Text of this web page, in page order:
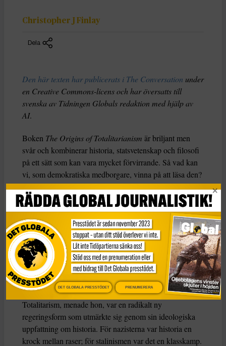
Christopher J Finlay
Dela
Den här texten har publicerats i The Conversation under
en Creative Commons-licens och har översatts till
svenska av Tidningen Globals redaktion med hjälp av
AI.
Boken The Origins of Totalitarianism är briljant men
svår och kombinerar historia, statsvetenskap och filosofi
på ett sätt som kan vara mycket förvirrande. Så vad kan
vi, som demokratiska medborgare, vinna på att läsa den?
Arendt föddes i en sekulär tyskjudisk familj år 1906 och
studerade filosofi under Martin Heidegger och Karl
Jaspers innan hon övergick till sionistisk aktivism i Berlin
i början av 1930-talet. Efter en kontakt med gestapo
flydde hon till Frankrike och lämnade Europa 1941 för
USA. Så när hon började forska om boken Origins i
början av 1940-talet var hon inte främmande för
totalitarism.
Totalitarism, menade hon, var en radikalt ny
regeringsform som utmärkte sig genom sin ideologiska
uppfattning om historia. För nazisterna var historia en
krock mellan raser; för stalinismen var det en klasskamp.
DET GLOBALA PRESSTÖDET PRENUMERERA